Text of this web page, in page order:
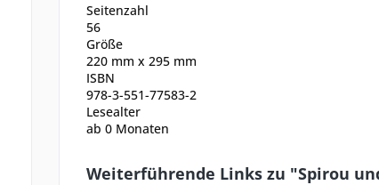
Seitenzahl
56
Größe
220 mm x 295 mm
ISBN
978-3-551-77583-2
Lesealter
ab 0 Monaten
Weiterführende Links zu "Spirou